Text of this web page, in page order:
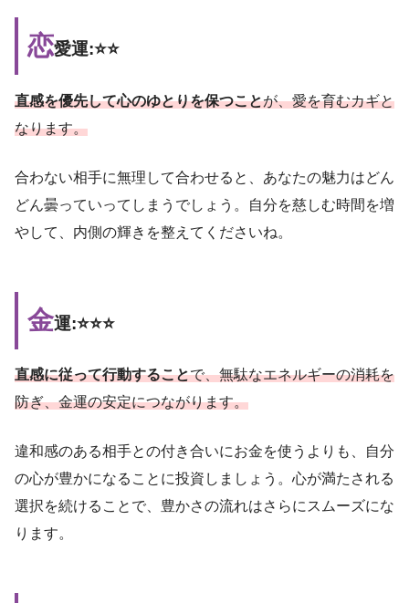
恋愛運:⭐️⭐️
直感を優先して心のゆとりを保つことが、愛を育むカギと
なります。
合わない相手に無理して合わせると、あなたの魅力はどん
どん曇っていってしまうでしょう。自分を慈しむ時間を増
やして、内側の輝きを整えてくださいね。
金運:⭐️⭐️⭐️
直感に従って行動することで、無駄なエネルギーの消耗を
防ぎ、金運の安定につながります。
違和感のある相手との付き合いにお金を使うよりも、自分
の心が豊かになることに投資しましょう。心が満たされる
選択を続けることで、豊かさの流れはさらにスムーズにな
ります。